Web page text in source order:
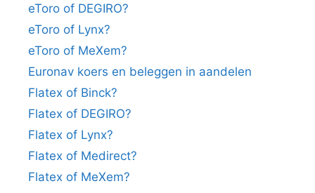
eToro of DEGIRO?
eToro of Lynx?
eToro of MeXem?
Euronav koers en beleggen in aandelen
Flatex of Binck?
Flatex of DEGIRO?
Flatex of Lynx?
Flatex of Medirect?
Flatex of MeXem?